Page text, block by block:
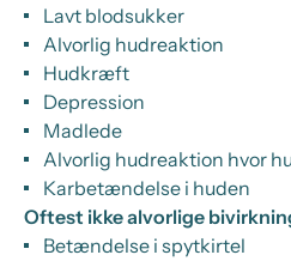
Lavt blodsukker
Alvorlig hudreaktion
Hudkræft
Depression
Madlede
Alvorlig hudreaktion hvor
Karbetændelse i huden
Oftest ikke alvorlige
Betændelse i spytkirtel